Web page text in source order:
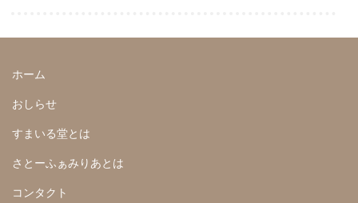
ホーム
おしらせ
すまいる堂とは
さとーふぁみりあとは
コンタクト